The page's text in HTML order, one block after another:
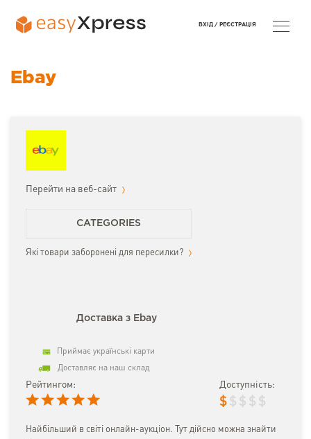
Ebay
Перейти на веб-сайт
CATEGORIES
Які товари заборонені для пересилки?
Доставка з Ebay
Приймає українські карти
Доставляє на наш склад
Рейтингом: Доступність:
$ $ $ $ $
Найбільший в світі онлайн-аукціон. Тут дійсно можна знайти
ВХІД / РЕЄСТРАЦІЯ